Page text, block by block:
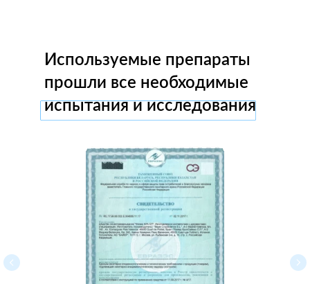
Используемые препараты
прошли все необходимые
испытания и исследования